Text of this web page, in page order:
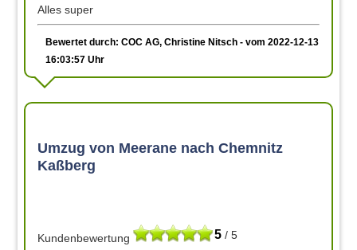
Alles super
Bewertet durch: COC AG, Christine Nitsch - vom 2022-12-13
16:03:57 Uhr
Umzug von Meerane nach Chemnitz
Kaßberg
5 / 5
Kundenbewertung